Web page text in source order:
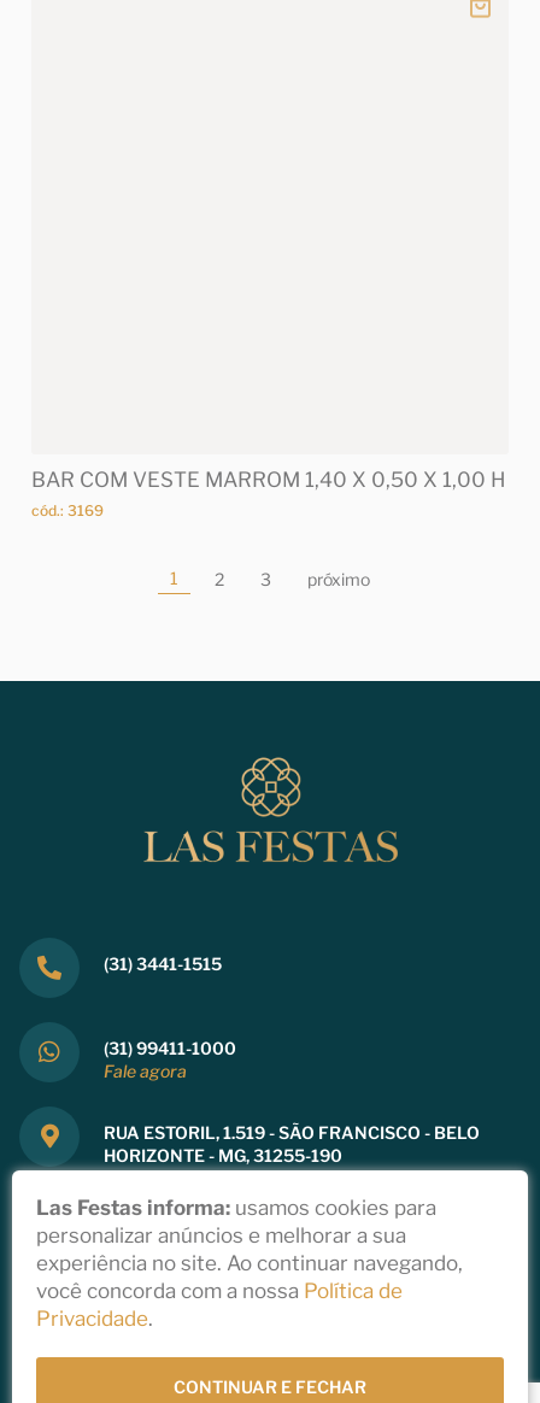
BAR COM VESTE MARROM 1,40 X 0,50 X 1,00 H
cód.: 3169
1 2 3 próximo
(31) 3441-1515
(31) 99411-1000
Fale agora
RUA ESTORIL, 1.519 - SÃO FRANCISCO - BELO
HORIZONTE - MG, 31255-190
Copyright 2021
Las Festas informa: usamos cookies para
personalizar anúncios e melhorar a sua
experiência no site. Ao continuar navegando,
você concorda com a nossa Política de
Privacidade.
CONTINUAR E FECHAR